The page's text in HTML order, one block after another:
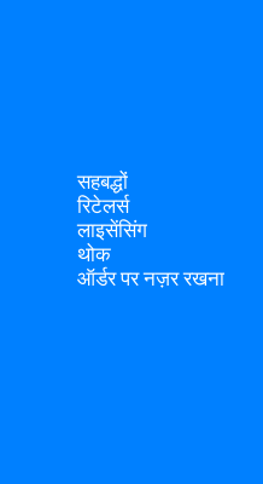
सहबद्धों
रिटेलर्स
लाइसेंसिंग
थोक
ऑर्डर पर नज़र रखना